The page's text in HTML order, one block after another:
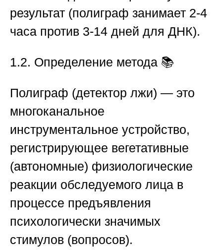
результат (полиграф занимает 2-4
часа против 3-14 дней для ДНК).
1.2. Определение метода 📚
Полиграф (детектор лжи) — это
многоканальное
инструментальное устройство,
регистрирующее вегетативные
(автономные) физиологические
реакции обследуемого лица в
процессе предъявления
психологически значимых
стимулов (вопросов).